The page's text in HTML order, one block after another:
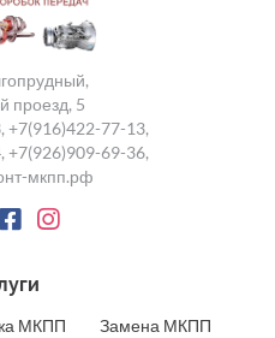
проезд, 5
, +7(916)422-77-13,
, +7(926)909-69-36,
мкпп.рф
МКПП Замена МКПП